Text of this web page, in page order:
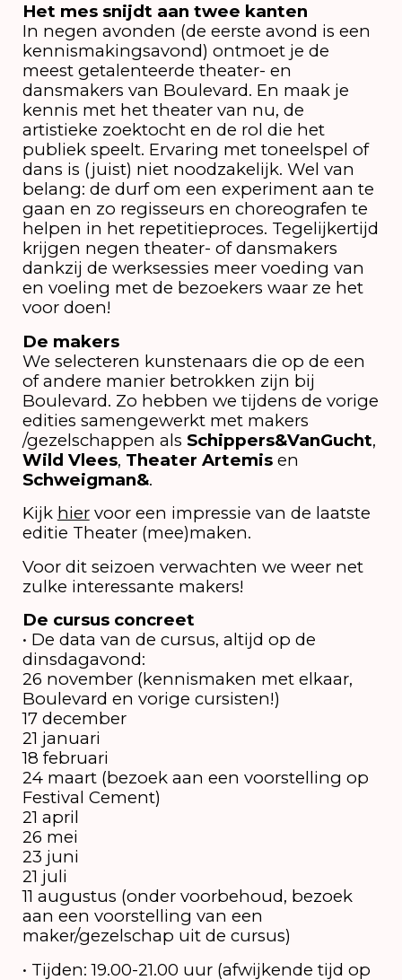
Het mes snijdt aan twee kanten
In negen avonden (de eerste avond is een
kennismakingsavond) ontmoet je de
meest getalenteerde theater- en
dansmakers van Boulevard. En maak je
kennis met het theater van nu, de
artistieke zoektocht en de rol die het
publiek speelt. Ervaring met toneelspel of
dans is (juist) niet noodzakelijk. Wel van
belang: de durf om een experiment aan te
gaan en zo regisseurs en choreografen te
helpen in het repetitieproces. Tegelijkertijd
krijgen negen theater- of dansmakers
dankzij de werksessies meer voeding van
en voeling met de bezoekers waar ze het
voor doen!
De makers
We selecteren kunstenaars die op de een
of andere manier betrokken zijn bij
Boulevard. Zo hebben we tijdens de vorige
edities samengewerkt met makers
/gezelschappen als Schippers&VanGucht,
Wild Vlees, Theater Artemisen
Schweigman&.
Kijk hiervoor een impressie van de laatste
editie Theater (mee)maken.
Voor dit seizoen verwachten we weer net
zulke interessante makers!
De cursus concreet
• De data van de cursus, altijd op de
dinsdagavond:
26 november (kennismaken met elkaar,
Boulevard en vorige cursisten!)
17 december
21 januari
18 februari
24 maart (bezoek aan een voorstelling op
Festival Cement)
21 april
26 mei
23 juni
21 juli
11 augustus (onder voorbehoud, bezoek
aan een voorstelling van een
maker/gezelschap uit de cursus)
• Tijden: 19.00-21.00 uur (afwijkende tijd op